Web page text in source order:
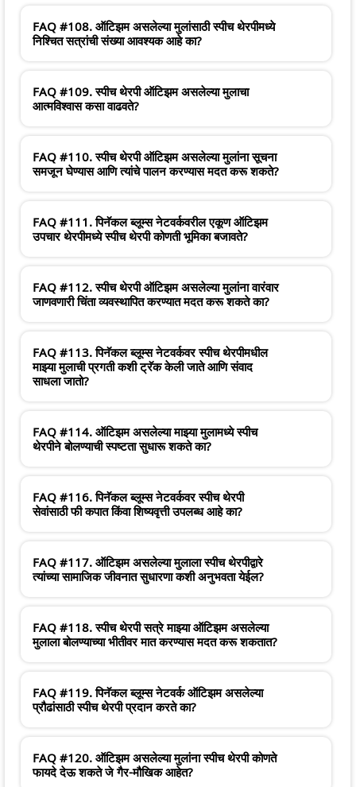
FAQ #108. ऑटिझम असलेल्या मुलांसाठी स्पीच थेरपीमध्ये
निश्चित सत्रांची संख्या आवश्यक आहे का?
FAQ #109. स्पीच थेरपी ऑटिझम असलेल्या मुलाचा
आत्मविश्वास कसा वाढवते?
FAQ #110. स्पीच थेरपी ऑटिझम असलेल्या मुलांना सूचना
समजून घेण्यास आणि त्यांचे पालन करण्यास मदत करू शकते?
FAQ #111. पिनॅकल ब्लूम्स नेटवर्कवरील एकूण ऑटिझम
उपचार थेरपीमध्ये स्पीच थेरपी कोणती भूमिका बजावते?
FAQ #112. स्पीच थेरपी ऑटिझम असलेल्या मुलांना वारंवार
जाणवणारी चिंता व्यवस्थापित करण्यात मदत करू शकते का?
FAQ #113. पिनॅकल ब्लूम्स नेटवर्कवर स्पीच थेरपीमधील
माझ्या मुलाची प्रगती कशी ट्रॅक केली जाते आणि संवाद
साधला जातो?
FAQ #114. ऑटिझम असलेल्या माझ्या मुलामध्ये स्पीच
थेरपीने बोलण्याची स्पष्टता सुधारू शकते का?
FAQ #116. पिनॅकल ब्लूम्स नेटवर्कवर स्पीच थेरपी
सेवांसाठी फी कपात किंवा शिष्यवृत्ती उपलब्ध आहे का?
FAQ #117. ऑटिझम असलेल्या मुलाला स्पीच थेरपीद्वारे
त्यांच्या सामाजिक जीवनात सुधारणा कशी अनुभवता येईल?
FAQ #118. स्पीच थेरपी सत्रे माझ्या ऑटिझम असलेल्या
मुलाला बोलण्याच्या भीतीवर मात करण्यास मदत करू शकतात?
FAQ #119. पिनॅकल ब्लूम्स नेटवर्क ऑटिझम असलेल्या
प्रौढांसाठी स्पीच थेरपी प्रदान करते का?
FAQ #120. ऑटिझम असलेल्या मुलांना स्पीच थेरपी कोणते
फायदे देऊ शकते जे गैर-मौखिक आहेत?